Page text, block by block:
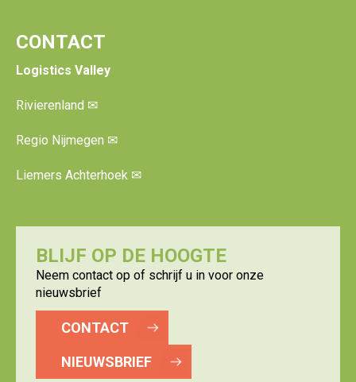
CONTACT
Logistics Valley
Rivierenland ✉
Regio Nijmegen ✉
Liemers Achterhoek ✉
BLIJF OP DE HOOGTE
Neem contact op of schrijf u in voor onze
nieuwsbrief
CONTACT
NIEUWSBRIEF